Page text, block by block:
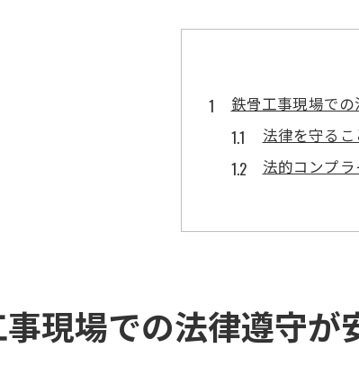
鉄骨工事現場で
法律を守る
法的コンプ
法律に基づ
法令遵守が
最新法令に基づ
現場での法律遵守が